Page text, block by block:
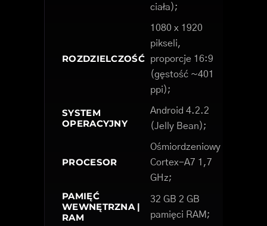
ciała);
ROZDZIELCZOŚĆ
1080 x 1920
pikseli,
proporcje 16:9
(gęstość ~401
ppi);
SYSTEM
OPERACYJNY
Android 4.2.2
(Jelly Bean);
PROCESOR
Ośmiordzeniowy
Cortex-A7 1,7
GHz;
PAMIĘĆ
WEWNĘTRZNA |
RAM
32 GB 2 GB
pamięci RAM;